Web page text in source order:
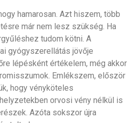
hamarosan. Azt hiszem, több
már nem lesz szükség. Ha
tudom kötni. A
gyógyszerellátás jövője
lépésként értékelem, még akkor
Emlékszem, először
hogy vényköteles
orvosi vény nélkül is
Azóta sokszor újra